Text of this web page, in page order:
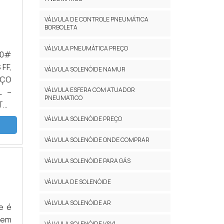
a
–
é
VÁLVULA DE CONTROLE PNEUMÁTICA
BORBOLETA
VÁLVULA PNEUMÁTICA PREÇO
VÁLVULA SOLENÓIDE NAMUR
VÁLVULA ESFERA COM ATUADOR
PNEUMATICO
VÁLVULA SOLENÓIDE PREÇO
VÁLVULA SOLENÓIDE ONDE COMPRAR
VÁLVULA SOLENÓIDE PARA GÁS
VÁLVULA DE SOLENÓIDE
VÁLVULA SOLENÓIDE AR